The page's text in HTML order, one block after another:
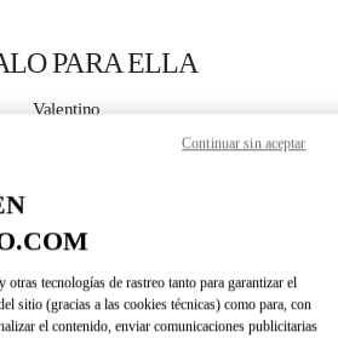
PARA ELLA
Valentino
DIRECCIONESLINK OPENS IN
tecnologías de rastreo tanto para garantizar el
sitio (gracias a las cookies técnicas) como para, con
el contenido, enviar comunicaciones publicitarias
Continuar sin aceptar